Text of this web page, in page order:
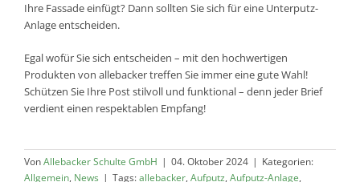
Ihre Fassade einfügt? Dann sollten Sie sich für eine Unterputz-
Anlage entscheiden.
Egal wofür Sie sich entscheiden – mit den hochwertigen
Produkten von allebacker treffen Sie immer eine gute Wahl!
Schützen Sie Ihre Post stilvoll und funktional – denn jeder Brief
verdient einen respektablen Empfang!
VonAllebacker Schulte GmbH | 04. Oktober 2024 | Kategorien:
Allgemein, News | Tags:allebacker, Aufputz, Aufputz-Anlage,